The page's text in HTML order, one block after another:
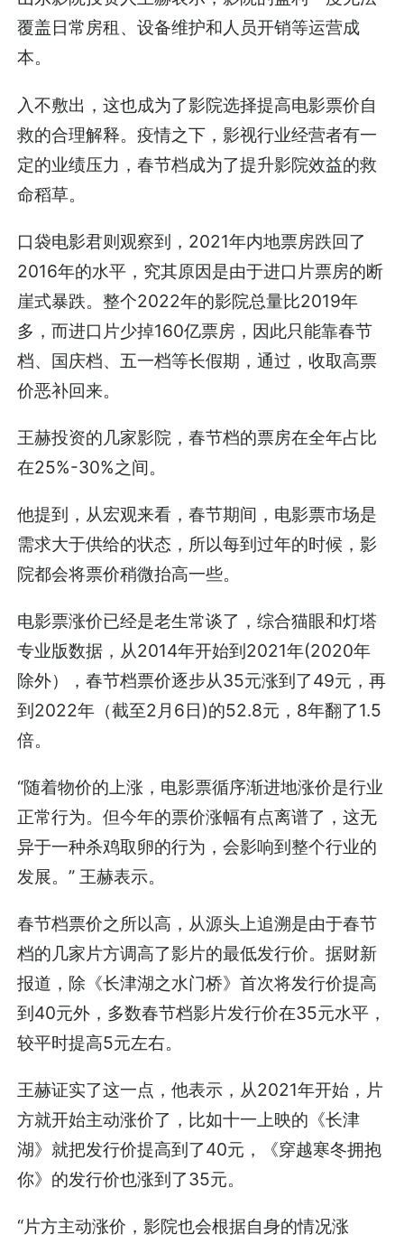
覆盖日常房租、设备维护和人员开销等运营成
本。
入不敷出，这也成为了影院选择提高电影票价自
救的合理解释。疫情之下，影视行业经营者有一
定的业绩压力，春节档成为了提升影院效益的救
命稻草。
口袋电影君则观察到，2021年内地票房跌回了
2016年的水平，究其原因是由于进口片票房的断
崖式暴跌。整个2022年的影院总量比2019年
多，而进口片少掉160亿票房，因此只能靠春节
档、国庆档、五一档等长假期，通过，收取高票
价恶补回来。
王赫投资的几家影院，春节档的票房在全年占比
在25%-30%之间。
他提到，从宏观来看，春节期间，电影票市场是
需求大于供给的状态，所以每到过年的时候，影
院都会将票价稍微抬高一些。
电影票涨价已经是老生常谈了，综合猫眼和灯塔
专业版数据，从2014年开始到2021年(2020年
除外），春节档票价逐步从35元涨到了49元，再
到2022年（截至2月6日)的52.8元，8年翻了1.5
倍。
“随着物价的上涨，电影票循序渐进地涨价是行业
正常行为。但今年的票价涨幅有点离谱了，这无
异于一种杀鸡取卵的行为，会影响到整个行业的
发展。” 王赫表示。
春节档票价之所以高，从源头上追溯是由于春节
档的几家片方调高了影片的最低发行价。据财新
报道，除《长津湖之水门桥》首次将发行价提高
到40元外，多数春节档影片发行价在35元水平，
较平时提高5元左右。
王赫证实了这一点，他表示，从2021年开始，片
方就开始主动涨价了，比如十一上映的《长津
湖》就把发行价提高到了40元，《穿越寒冬拥抱
你》的发行价也涨到了35元。
“片方主动涨价，影院也会根据自身的情况涨